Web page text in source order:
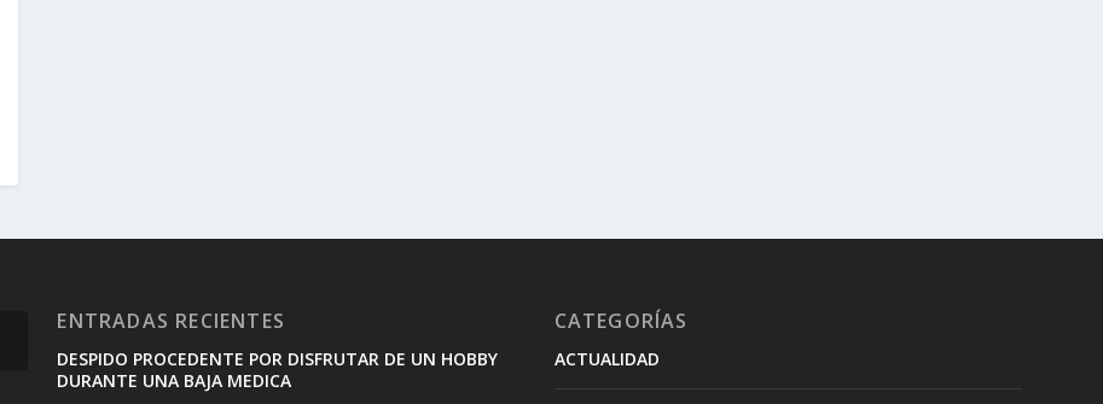
ENTRADAS RECIENTES
DESPIDO PROCEDENTE POR DISFRUTAR DE UN HOBBY
DURANTE UNA BAJA MEDICA
CATEGORÍAS
ACTUALIDAD